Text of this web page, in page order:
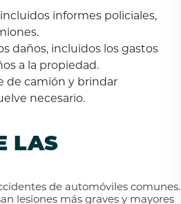
informes policiales,
daños, incluidos los gastos
a la propiedad.
de camión y brindar
necesario.
LAS
de automóviles comunes.
lesiones más graves y mayores